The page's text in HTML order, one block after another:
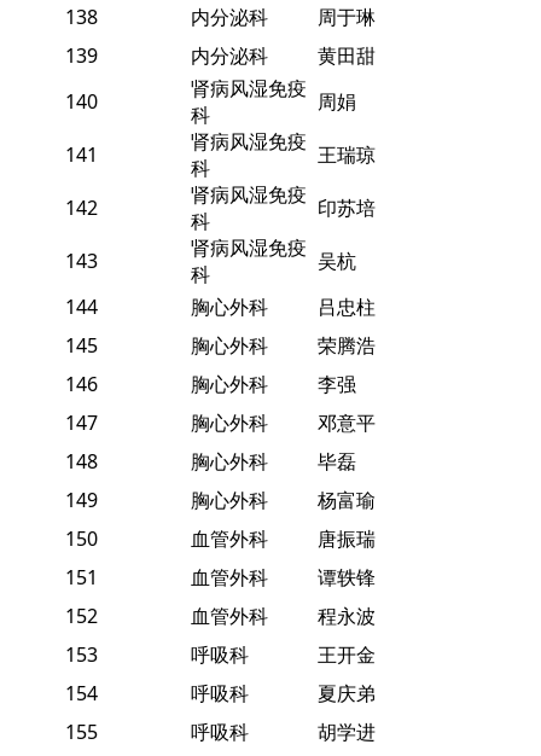
138
内分泌科
周于琳
139
内分泌科
黄田甜
140
肾病风湿免疫
科
周娟
141
肾病风湿免疫
科
王瑞琼
142
肾病风湿免疫
科
印苏培
143
肾病风湿免疫
科
吴杭
144
胸心外科
吕忠柱
145
胸心外科
荣腾浩
146
胸心外科
李强
147
胸心外科
邓意平
148
胸心外科
毕磊
149
胸心外科
杨富瑜
150
血管外科
唐振瑞
151
血管外科
谭轶锋
152
血管外科
程永波
153
呼吸科
王开金
154
呼吸科
夏庆弟
155
呼吸科
胡学进